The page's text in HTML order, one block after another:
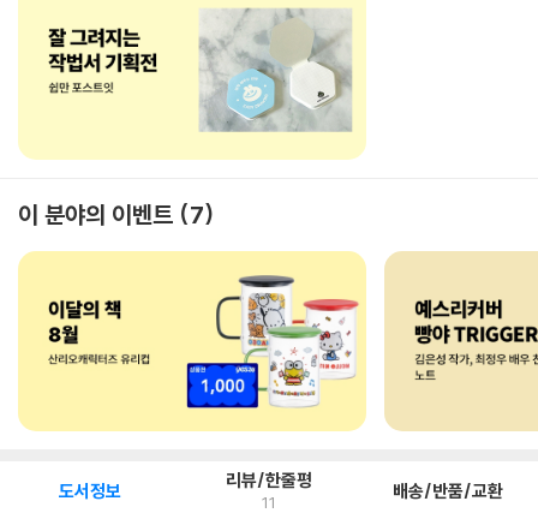
이 분야의 이벤트 7
도서정보 리뷰/한줄평
11 배송/반품/교환